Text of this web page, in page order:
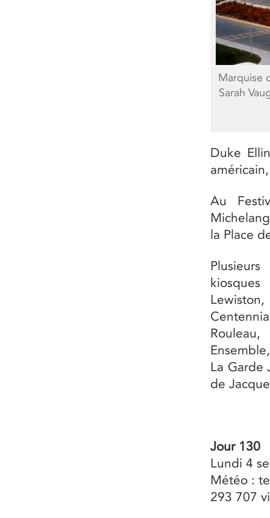
Marquise
Sarah
Duke
Au
la Place
La Garde
de
Jour 130
Lundi 4
Météo :
293 707